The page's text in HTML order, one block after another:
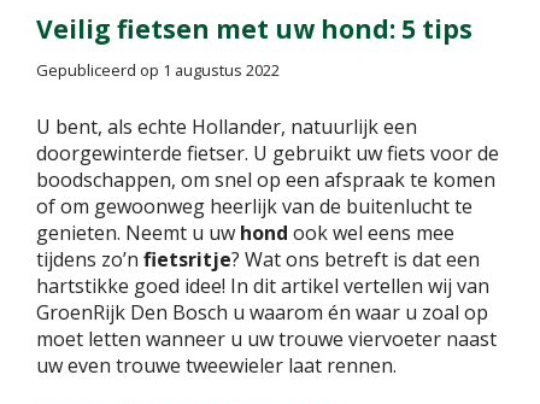
Veilig fietsen met uw hond: 5 tips
Gepubliceerd op 1 augustus 2022
U bent, als echte Hollander, natuurlijk een
doorgewinterde fietser. U gebruikt uw fiets voor de
boodschappen, om snel op een afspraak te komen
of om gewoonweg heerlijk van de buitenlucht te
genieten. Neemt u uw hond ook wel eens mee
tijdens zo’n fietsritje? Wat ons betreft is dat een
hartstikke goed idee! In dit artikel vertellen wij van
GroenRijk Den Bosch u waarom én waar u zoal op
moet letten wanneer u uw trouwe viervoeter naast
uw even trouwe tweewieler laat rennen.